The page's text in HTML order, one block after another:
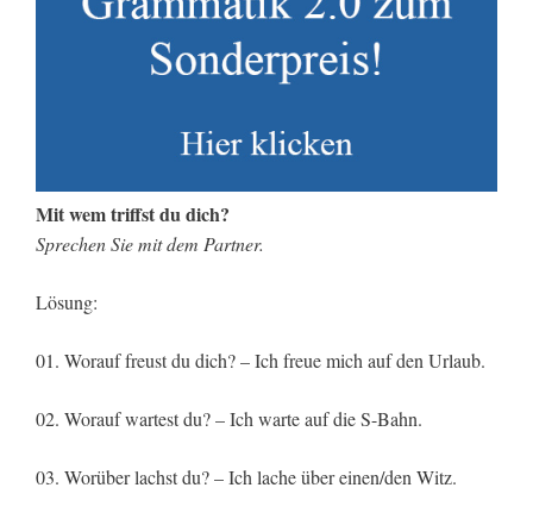
Mit wem triffst du dich?
Sprechen Sie mit dem Partner.
Lösung:
01. Worauf freust du dich? – Ich freue mich auf den Urlaub.
02. Worauf wartest du? – Ich warte auf die S-Bahn.
03. Worüber lachst du? – Ich lache über einen/den Witz.